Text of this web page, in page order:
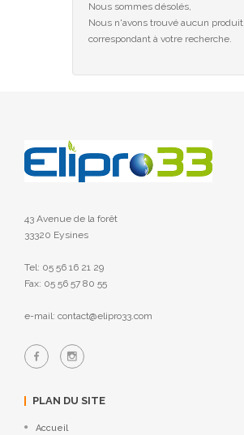
Nous sommes désolés,
Nous n'avons trouvé aucun produit
correspondant à votre recherche.
43 Avenue de la forêt
33320 Eysines
Tel: 05 56 16 21 29
Fax: 05 56 57 80 55
e-mail: contact@elipro33.com
PLAN DU SITE
Accueil